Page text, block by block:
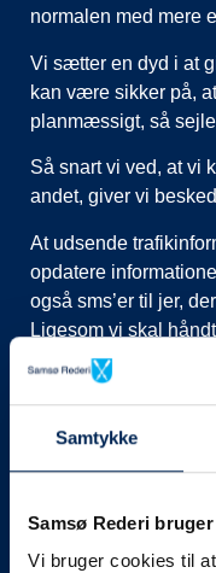
Samtykke
Samsø Rederi
Vi bruger cookies til
normalen med mere
Vi sætter en dyd i at
kan være sikker på,
planmæssigt, så
Så snart vi ved, at vi
andet, giver vi
At udsende
opdatere
også sms’er til jer,
Ligesom vi skal
ved at lukke
nye afgange, ringe
her på siden og ikke
har mere at fortælle